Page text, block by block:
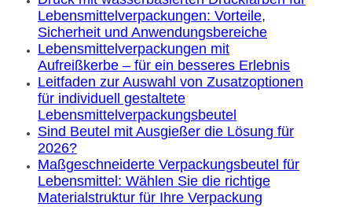
Lebensmittelverpackungen: Vorteile,
Sicherheit und Anwendungsbereiche
Lebensmittelverpackungen mit
Aufreißkerbe – für ein besseres Erlebnis
Leitfaden zur Auswahl von Zusatzoptionen
für individuell gestaltete
Lebensmittelverpackungsbeutel
Sind Beutel mit Ausgießer die Lösung für
2026?
Maßgeschneiderte Verpackungsbeutel für
Lebensmittel: Wählen Sie die richtige
Materialstruktur für Ihre Verpackung